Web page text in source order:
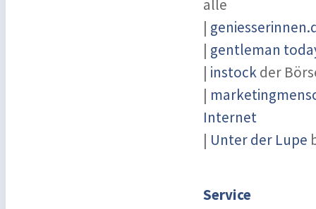
alle
|
| gentleman
| instockder
|
Internet
| Unter der Lupe
Service